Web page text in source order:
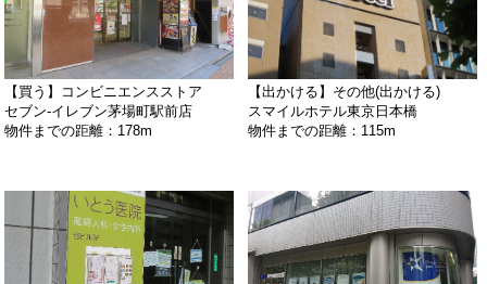
【買う】コンビニエンスストア
セブン‐イレブン茅場町駅前店
物件までの距離：178m
【出かける】その他(出かける)
スマイルホテル東京日本橋
物件までの距離：115m